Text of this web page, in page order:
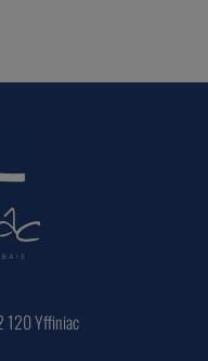
120 Yffiniac